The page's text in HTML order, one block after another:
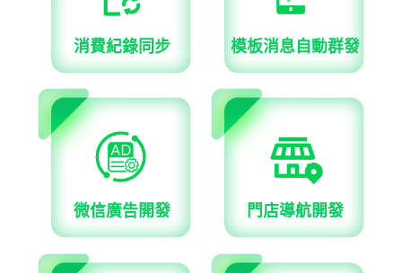
消費紀錄同步 模板消息自動群發
微信廣告開發 門店導航開發